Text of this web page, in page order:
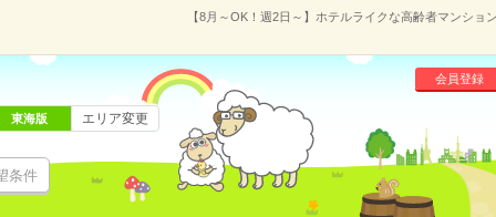
【8月～OK！週2日～】ホテルライクな高齢者マンシ
条件
会員登録
東海版 エリア変更